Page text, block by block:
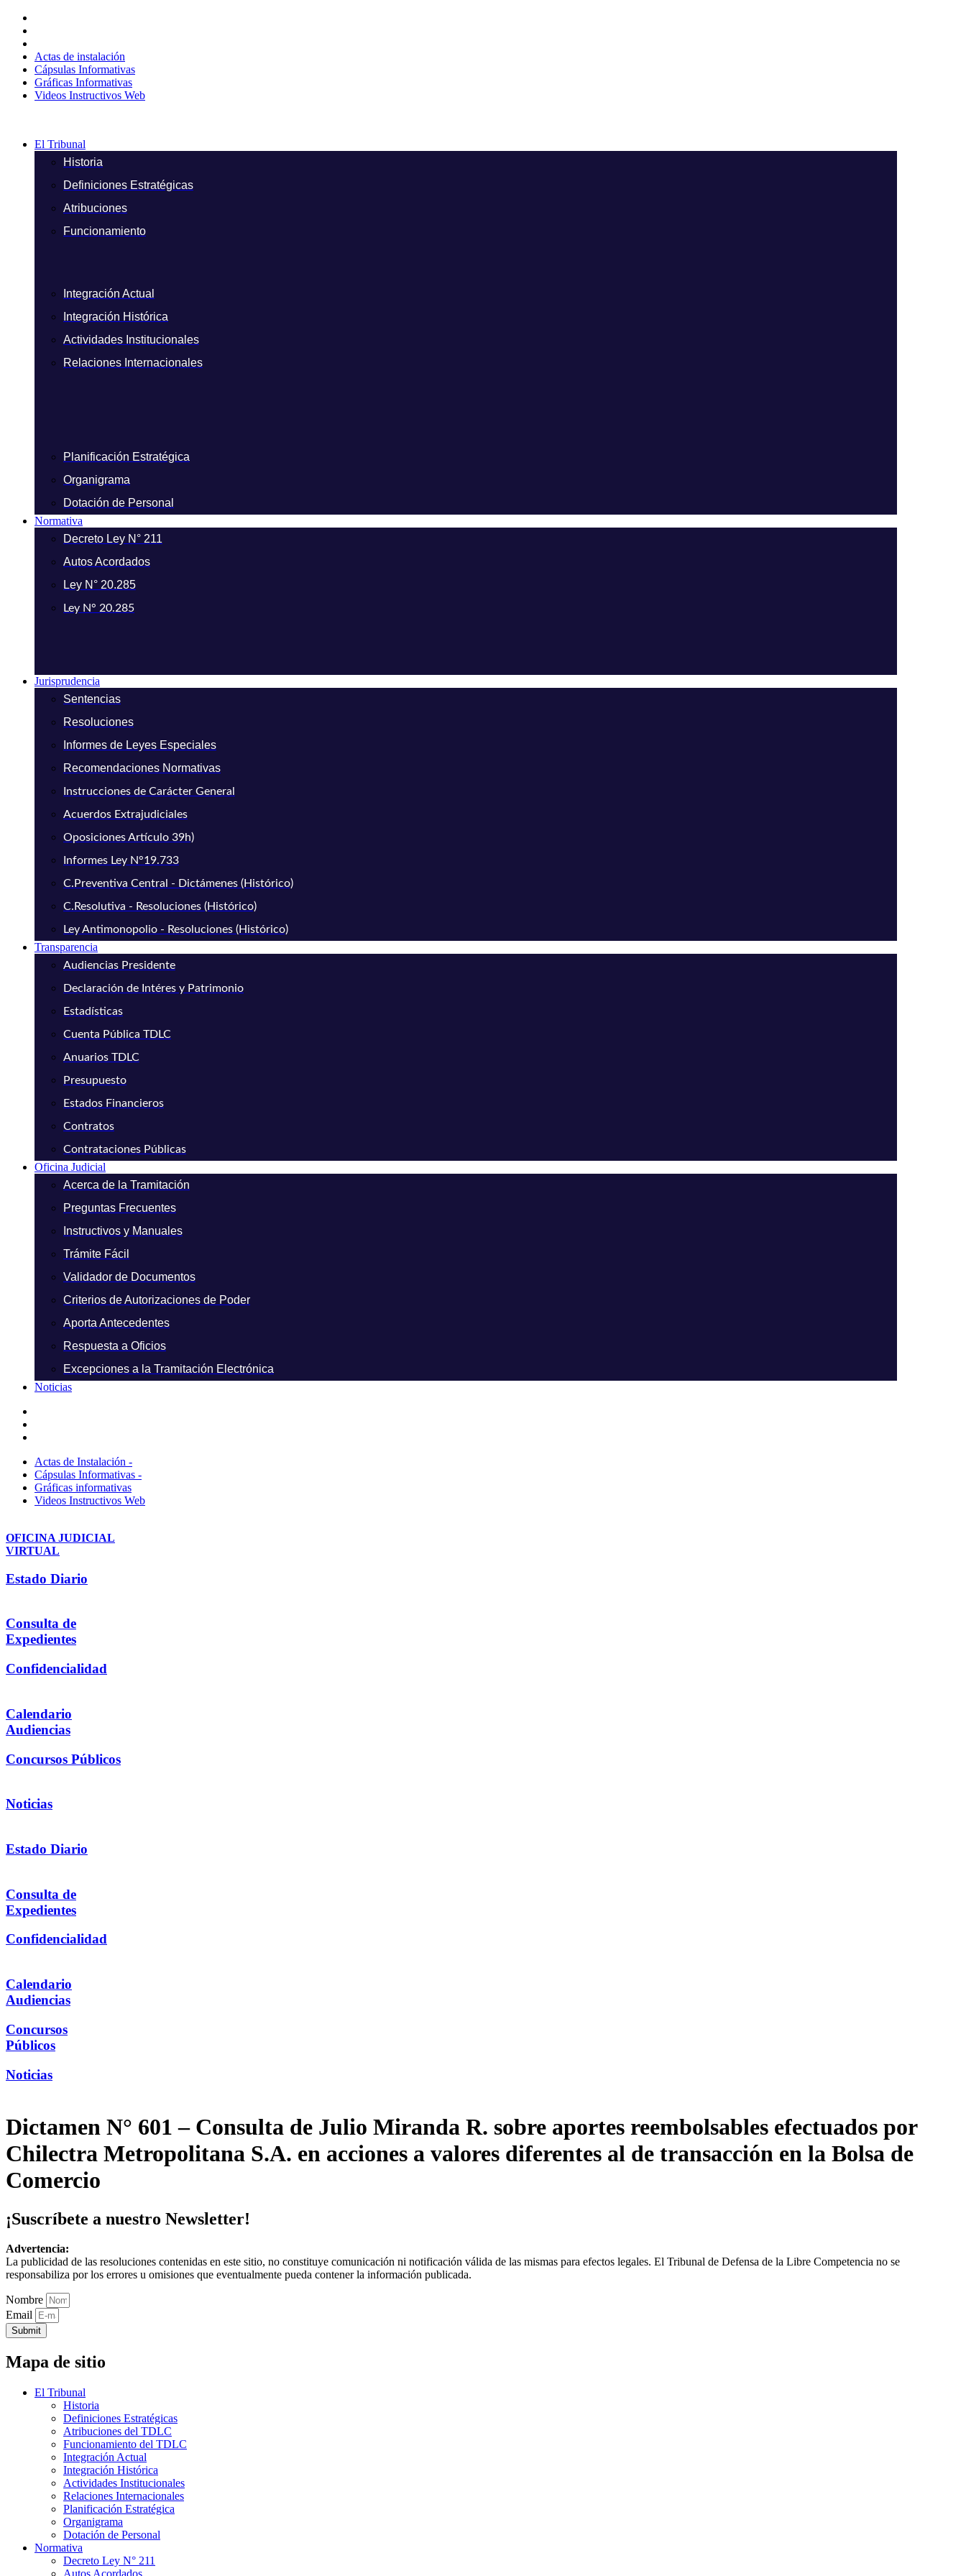
contenido
Actas de instalación
Cápsulas Informativas
Gráficas Informativas
Videos Instructivos Web
El Tribunal
Historia
Definiciones Estratégicas
Atribuciones
Funcionamiento
Integración Actual
Integración Histórica
Actividades Institucionales
Relaciones Internacionales
Planificación Estratégica
Organigrama
Dotación de Personal
Normativa
Decreto Ley N° 211
Autos Acordados
Ley N° 20.285
Ley N° 20.285
Jurisprudencia
Sentencias
Resoluciones
Informes de Leyes Especiales
Recomendaciones Normativas
Instrucciones de Carácter General
Acuerdos Extrajudiciales
Oposiciones Artículo 39h)
Informes Ley N°19.733
C.Preventiva Central - Dictámenes (Histórico)
C.Resolutiva - Resoluciones (Histórico)
Ley Antimonopolio - Resoluciones (Histórico)
Transparencia
Audiencias Presidente
Declaración de Intéres y Patrimonio
Estadísticas
Cuenta Pública TDLC
Anuarios TDLC
Presupuesto
Estados Financieros
Contratos
Contrataciones Públicas
Oficina Judicial
Acerca de la Tramitación
Preguntas Frecuentes
Instructivos y Manuales
Trámite Fácil
Validador de Documentos
Criterios de Autorizaciones de Poder
Aporta Antecedentes
Respuesta a Oficios
Excepciones a la Tramitación Electrónica
Noticias
Actas de Instalación -
Cápsulas Informativas -
Gráficas informativas
Videos Instructivos Web
OFICINA JUDICIAL
VIRTUAL
Estado Diario
Consulta de
Expedientes
Confidencialidad
Calendario
Audiencias
Concursos Públicos
Noticias
Estado Diario
Consulta de
Expedientes
Confidencialidad
Calendario
Audiencias
Concursos
Públicos
Noticias
Dictamen N° 601 – Consulta de Julio Miranda R. sobre aportes reembolsables efectuados por
Chilectra Metropolitana S.A. en acciones a valores diferentes al de transacción en la Bolsa de
Comercio
¡Suscríbete a nuestro Newsletter!
Advertencia:
La publicidad de las resoluciones contenidas en este sitio, no constituye comunicación ni notificación válida de las mismas para efectos legales. El Tribunal de Defensa de la Libre Competencia no se
responsabiliza por los errores u omisiones que eventualmente pueda contener la información publicada.
Nombre
Email
Submit
Mapa de sitio
El Tribunal
Historia
Definiciones Estratégicas
Atribuciones del TDLC
Funcionamiento del TDLC
Integración Actual
Integración Histórica
Actividades Institucionales
Relaciones Internacionales
Planificación Estratégica
Organigrama
Dotación de Personal
Normativa
Decreto Ley N° 211